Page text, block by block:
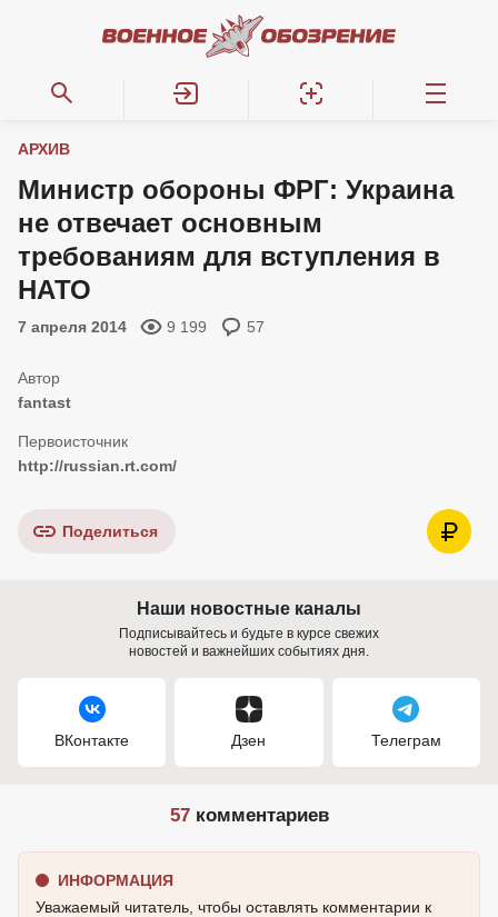
АРХИВ
Министр обороны ФРГ: Украина
не отвечает основным
требованиям для вступления в
НАТО
7 апреля 2014 9 199 57
fantast
http://russian.rt.com/
Поделиться
Наши новостные каналы
Подписывайтесь и будьте в курсе свежих
новостей и важнейших событиях дня.
ВКонтакте Дзен Телеграм
57комментариев
ИНФОРМАЦИЯ
Уважаемый читатель, чтобы оставлять комментарии к